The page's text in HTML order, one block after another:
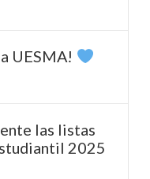
UESMA!
las listas
2025